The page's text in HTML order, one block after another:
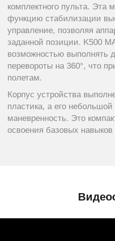
комплектного пульта. Эта
функцию стабилизации
управление, позволяя
заданной позиции. K500
возможностью выполнять
перевороты на 360°, что
полетам.
Корпус устройства
пластика, а его небольшой
маневренность. Это
освоения базовых навыков